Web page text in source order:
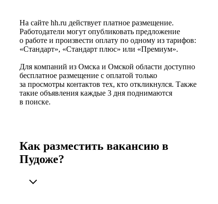
На сайте hh.ru действует платное размещение.
Работодатели могут опубликовать предложение
о работе и произвести оплату по одному из тарифов:
«Стандарт», «Стандарт плюс» или «Премиум».
Для компаний из Омска и Омской области доступно
бесплатное размещение с оплатой только
за просмотры контактов тех, кто откликнулся. Также
такие объявления каждые 3 дня поднимаются
в поиске.
Как разместить вакансию в
Пудоже?